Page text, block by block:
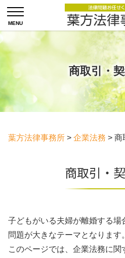
商取引・
葉方法律事務所 > 企業法務 > 商
商取引・
子どもがいる夫婦が離婚する
問題が大きなテーマとなります。
このページでは、企業法務に